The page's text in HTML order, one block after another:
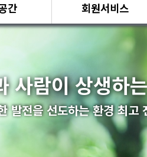
간 회원서비스
사람이 상생하
발전을 선도하는 환경 최고